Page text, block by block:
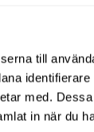
till
med.
in när du